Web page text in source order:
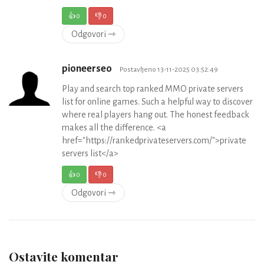
👍0 👎0
Odgovori ⇾
pioneerseo Postavljeno 13-11-2025 03:52:49
Play and search top ranked MMO private servers
list for online games. Such a helpful way to discover
where real players hang out. The honest feedback
makes all the difference. <a
href="https://rankedprivateservers.com/">private
servers list</a>
👍0 👎0
Odgovori ⇾
Ostavite komentar